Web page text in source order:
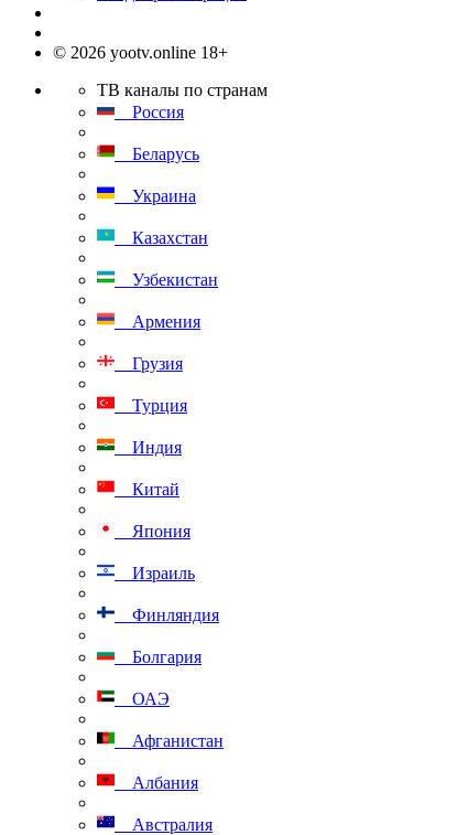
© 2026 yootv.online 18+
ТВ каналы по странам
Россия
Беларусь
Украина
Казахстан
Узбекистан
Армения
Грузия
Турция
Индия
Китай
Япония
Израиль
Финляндия
Болгария
ОАЭ
Афганистан
Албания
Австралия